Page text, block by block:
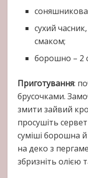
соняшникова
сухий
смаком;
борошно – 2
Приготування:
брусочками.
змити зайвий
просушіть
суміші борошна
на деко з
збризніть олією